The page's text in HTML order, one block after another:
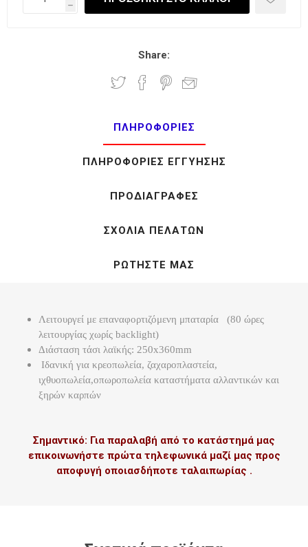
h
Share:
ΠΛΗΡΟΦΟΡΊΕΣ
ΠΛΗΡΟΦΟΡΊΕΣ ΕΓΓΎΗΣΗΣ
ΠΡΟΔΙΑΓΡΑΦΈΣ
ΣΧΌΛΙΑ ΠΕΛΑΤΏΝ
ΡΩΤΉΣΤΕ ΜΑΣ
Λειτουργεί με επαναφορτιζόμενη μπαταρία (80 ώρες
λειτουργίας χωρίς backlight)
Διάσταση τάσι λαϊκής: 250x360mm
Ιδανική για κρεοπωλεία, ζαχαροπλαστεία,
ιχθυοπωλεία,οπωροπωλεία καταστήματα αλλαντικών και
ξηρών καρπών
Σημαντικό: Για παραλαβή από το κατάστημά μας
επικοινωνήστε πρώτα τηλεφωνικά μαζί μας προς
αποφυγή οποιασδήποτε ταλαιπωρίας .